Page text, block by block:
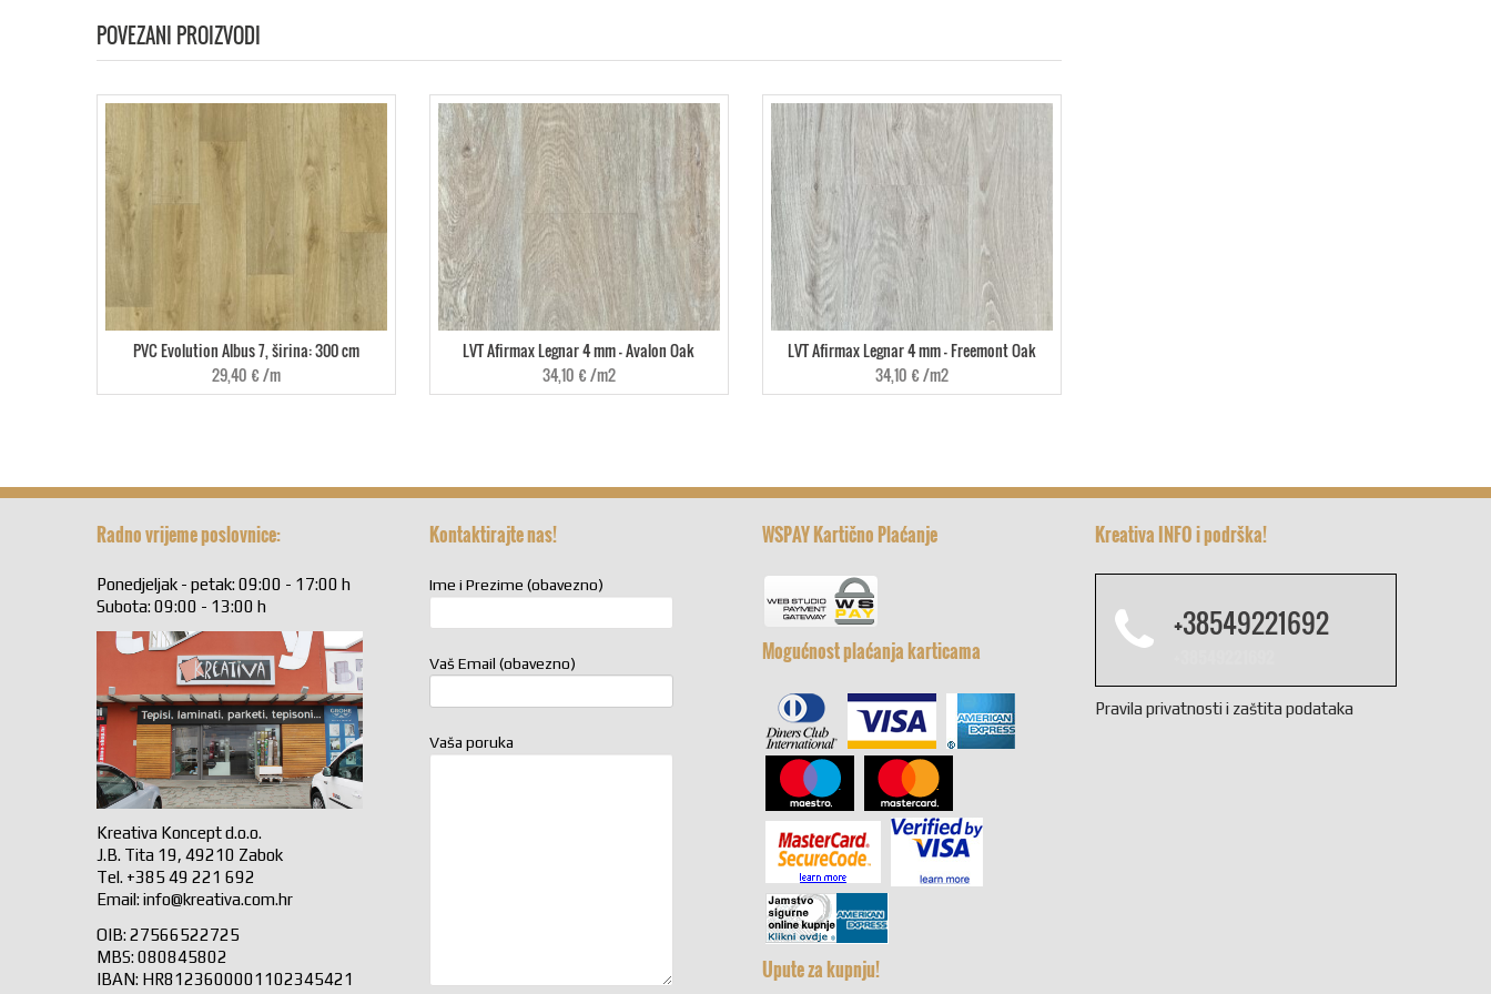
POVEZANI PROIZVODI
PVC Evolution Albus 7, širina: 300 cm
29,40 €/m
LVT Afirmax Legnar 4 mm - Avalon Oak
34,10 €/m2
LVT Afirmax Legnar 4 mm - Freemont Oak
34,10 €/m2
Radno vrijeme poslovnice:
Ponedjeljak - petak: 09:00 - 17:00 h
Subota: 09:00 - 13:00 h
Kreativa Koncept d.o.o.
J.B. Tita 19, 49210 Zabok
Tel. +385 49 221 692
Email: info@kreativa.com.hr
OIB: 27566522725
MBS: 080845802
IBAN: HR8123600001102345421
Kontaktirajte nas!
Ime i Prezime (obavezno)
Vaš Email (obavezno)
Vaša poruka
WSPAY Kartično Plaćanje
Mogućnost plaćanja karticama
Upute za kupnju!
Kreativa INFO i podrška!
+38549221692
Pravila privatnosti i zaštita podataka